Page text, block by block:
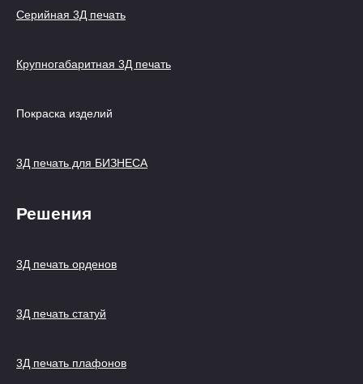
Серийная 3Д печать
Крупногабаритная 3Д печать
Покраска изделий
3Д печать для БИЗНЕСА
Решения
3Д печать орденов
3Д печать статуй
3Д печать плафонов